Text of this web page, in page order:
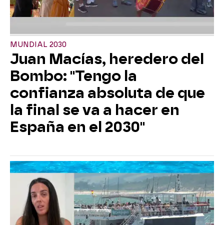
MUNDIAL 2030
Juan Macías, heredero del
Bombo: "Tengo la
confianza absoluta de que
la final se va a hacer en
España en el 2030"